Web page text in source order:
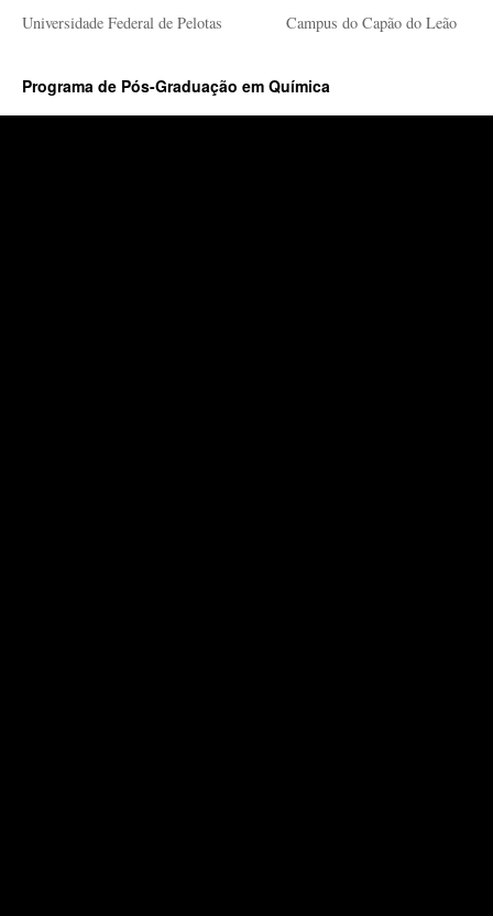
Universidade Federal de Pelotas Campus do Capão do Leão
Programa de Pós-Graduação em Química